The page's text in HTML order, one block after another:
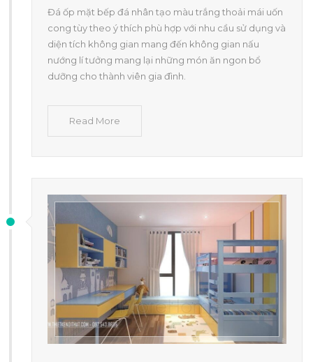
Đá ốp mặt bếp đá nhân tạo màu trắng thoải mái uốn
cong tùy theo ý thích phù hợp với nhu cầu sử dụng và
diện tích không gian mang đến không gian nấu
nướng lí tưởng mang lại những món ăn ngon bổ
dưỡng cho thành viên gia đình.
Read More